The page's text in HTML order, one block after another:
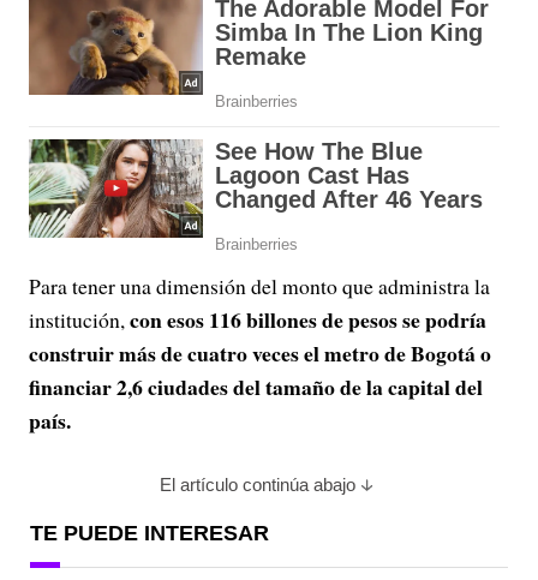
Para tener una dimensión del monto que administra la
institución,con esos 116 billones de pesos se podría
construir más de cuatro veces el metro de Bogotá o
financiar 2,6 ciudades del tamaño de la capital del
país.
El artículo continúa abajo
TE PUEDE INTERESAR